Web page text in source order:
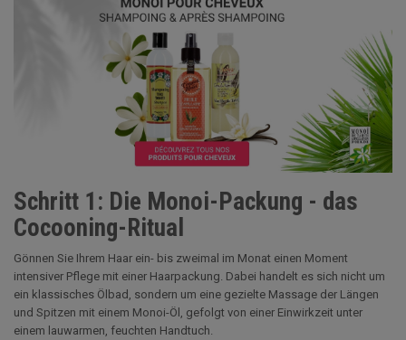
Schritt 1: Die Monoi-Packung - das
Cocooning-Ritual
Gönnen Sie Ihrem Haar ein- bis zweimal im Monat einen Moment
intensiver Pflege mit einer Haarpackung. Dabei handelt es sich nicht um
ein klassisches Ölbad, sondern um eine gezielte Massage der Längen
und Spitzen mit einem Monoi-Öl, gefolgt von einer Einwirkzeit unter
einem lauwarmen, feuchten Handtuch.